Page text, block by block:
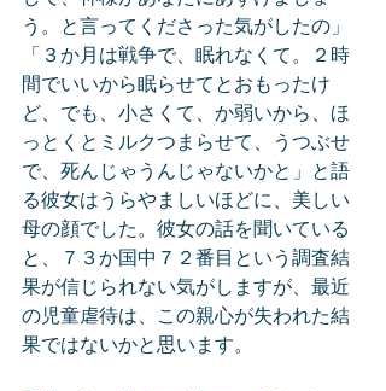
う。と言ってくださった気がしたの」
「３か月は戦争で、眠れなくて。２時
間でいいから眠らせてとおもったけ
ど、でも、小さくて、か弱いから、ほ
っとくとミルクつまらせて、うつぶせ
で、死んじゃうんじゃないかと」と語
る彼女はうらやましいほどに、美しい
母の顔でした。彼女の話を聞いている
と、７３か国中７２番目という調査結
果が信じられない気がしますが、最近
の児童虐待は、この親心が失われた結
果ではないかと思います。